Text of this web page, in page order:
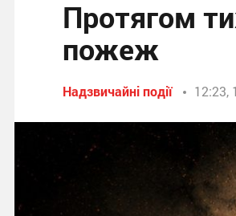
Протягом
пожеж
Надзвичайні події 12:23,